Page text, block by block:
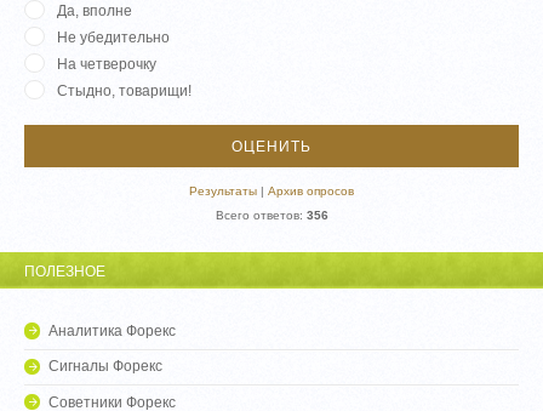
Да, вполне
Не убедительно
На четверочку
Стыдно, товарищи!
Результаты | Архив опросов
Всего ответов: 356
ПОЛЕЗНОЕ
Аналитика Форекс
Сигналы Форекс
Советники Форекс